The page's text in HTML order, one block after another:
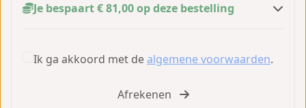
Je bespaart € 81,00 op deze bestelling
Ik ga akkoord met dealgemene voorwaarden.
Afrekenen